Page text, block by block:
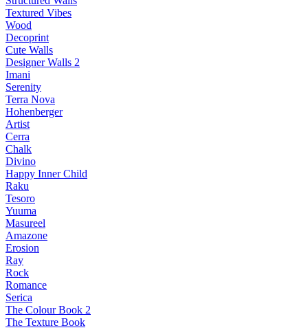
Textured Vibes
Wood
Decoprint
Cute Walls
Designer Walls 2
Imani
Serenity
Terra Nova
Hohenberger
Artist
Cerra
Chalk
Divino
Happy Inner Child
Raku
Tesoro
Yuuma
Masureel
Amazone
Erosion
Ray
Rock
Romance
Serica
The Colour Book 2
The Texture Book